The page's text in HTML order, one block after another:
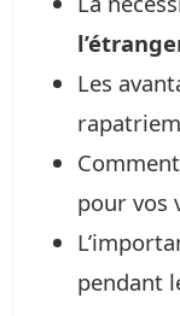
Les
pour vos
pendant